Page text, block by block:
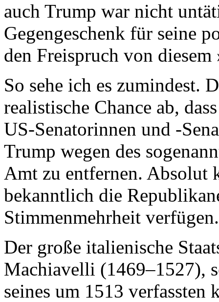
auch Trump war nicht
Gegengeschenk für seine
den Freispruch von
So sehe ich es zumindest.
realistische Chance ab,
US-Senatorinnen und -
Trump wegen des
Amt zu entfernen. Absolut
bekanntlich die
Stimmenmehrheit verfügen.
Der große italienische
Machiavelli (1469–1527),
seines um 1513 verfassten